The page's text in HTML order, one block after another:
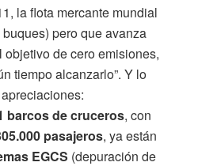
la flota mercante mundial
pero que avanza
de cero emisiones,
tiempo alcanzarlo”. Y lo
barcos de cruceros, con
pasajeros, ya están
EGCS (depuración de